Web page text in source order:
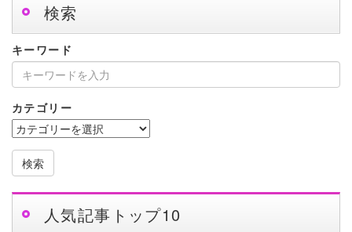
検索
キーワード
カテゴリー
検索
人気記事トップ10